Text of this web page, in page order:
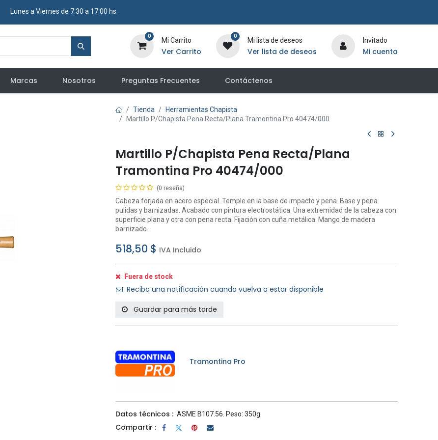
​ Lunes a Viernes de 7:30 a 17:00 hs.
0
Mi Carrito
Ver Carrito
0
Mi lista de deseos
Ver lista de deseos
Invitado
Mi cuenta
Marcas Nosotros Preguntas Frecuentes Contáctenos
Tienda
Herramientas Chapista
Martillo P/Chapista Pena Recta/Plana Tramontina Pro 40474/000
Martillo P/Chapista Pena Recta/Plana
Tramontina Pro 40474/000
(0 reseña)
Cabeza forjada en acero especial. Temple en la base de impacto y pena. Base y pena
pulidas y barnizadas. Acabado con pintura electrostática. Una extremidad de la cabeza con
superficie plana y otra con pena recta. Fijación con cuña metálica. Mango de madera
barnizado.
518,50 $ IVA Incluido
Fuera de stock
Reciba una notificación cuando vuelva a estar disponible
Guardar para más tarde
Tramontina Pro
Datos técnicos : ASME B107.56. Peso: 350g.
Compartir :